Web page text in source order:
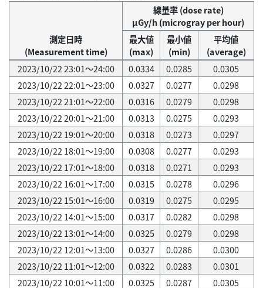
測定日時
(Measurement time)
線量率 (dose rate)
μGy/h (microgray per hour)
最大値
(max)
最小値
(min)
平均値
(average)
2023/10/22 23:01～24:00
0.0334 0.0285
0.0305
2023/10/22 22:01～23:00
0.0327 0.0277
0.0298
2023/10/22 21:01～22:00
0.0316 0.0279
0.0298
2023/10/22 20:01～21:00
0.0313 0.0275
0.0293
2023/10/22 19:01～20:00
0.0318 0.0273
0.0297
2023/10/22 18:01～19:00
0.0308 0.0277
0.0293
2023/10/22 17:01～18:00
0.0318 0.0271
0.0293
2023/10/22 16:01～17:00
0.0315 0.0278
0.0296
2023/10/22 15:01～16:00
0.0319 0.0275
0.0295
2023/10/22 14:01～15:00
0.0317 0.0282
0.0298
2023/10/22 13:01～14:00
0.0325 0.0279
0.0298
2023/10/22 12:01～13:00
0.0327 0.0286
0.0300
2023/10/22 11:01～12:00
0.0322 0.0283
0.0301
2023/10/22 10:01～11:00
0.0325 0.0287
0.0305